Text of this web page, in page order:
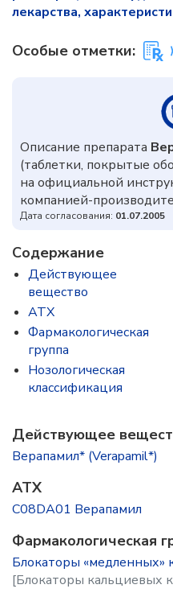
лекарства,
Особые отметки:
Описание препарата
(таблетки, покрытые
на официальной
компанией-
Дата согласования: 01.07.2005
Содержание
Действующее
вещество
ATX
Фармакологическая
группа
Нозологическая
классификация
Действующее
Верапамил* (Verapamil*)
ATX
C08DA01 Верапамил
Фармакологическая
Блокаторы «медленных»
[Блокаторы кальциевых